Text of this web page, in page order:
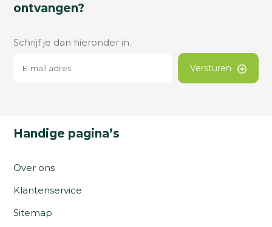
ontvangen?
Schrijf je dan hieronder in.
Versturen
Handige pagina’s
Over ons
Klantenservice
Sitemap